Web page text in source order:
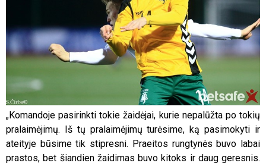
„Komandoje pasirinkti tokie žaidėjai, kurie nepalūžta po tokių
pralaimėjimų. Iš tų pralaimėjimų turėsime, ką pasimokyti ir
ateityje būsime tik stipresni. Praeitos rungtynės buvo labai
prastos, bet šiandien žaidimas buvo kitoks ir daug geresnis.